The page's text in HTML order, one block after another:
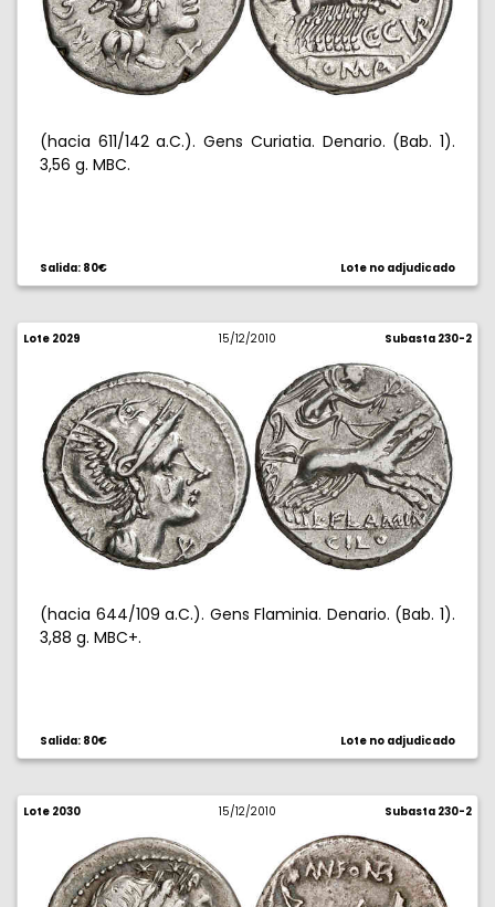
(hacia 611/142 a.C.). Gens Curiatia. Denario. (Bab. 1).
3,56 g. MBC.
Salida: 80€ Lote no adjudicado
Lote 2029 15/12/2010 Subasta 230-2
(hacia 644/109 a.C.). Gens Flaminia. Denario. (Bab. 1).
3,88 g. MBC+.
Salida: 80€ Lote no adjudicado
Lote 2030 15/12/2010 Subasta 230-2